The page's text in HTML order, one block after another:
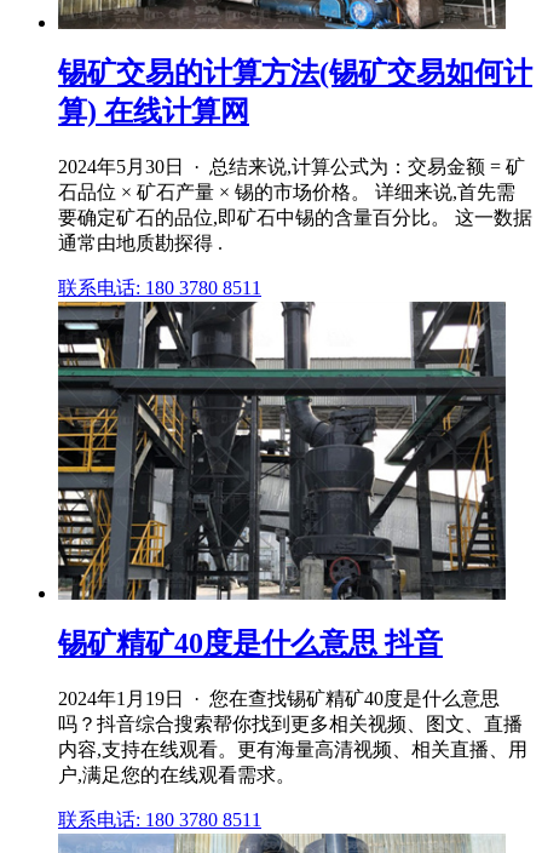
锡矿交易的计算方法(锡矿交易如何计
算) 在线计算网
2024年5月30日 · 总结来说,计算公式为：交易金额 = 矿
石品位 × 矿石产量 × 锡的市场价格。 详细来说,首先需
要确定矿石的品位,即矿石中锡的含量百分比。 这一数据
通常由地质勘探得 .
联系电话: 180 3780 8511
锡矿精矿40度是什么意思 抖音
2024年1月19日 · 您在查找锡矿精矿40度是什么意思
吗？抖音综合搜索帮你找到更多相关视频、图文、直播
内容,支持在线观看。更有海量高清视频、相关直播、用
户,满足您的在线观看需求。
联系电话: 180 3780 8511